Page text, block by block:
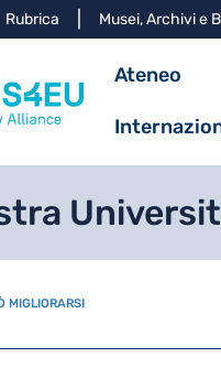
Rubrica Musei, Archivi e
Ateneo
MIGLIORARSI